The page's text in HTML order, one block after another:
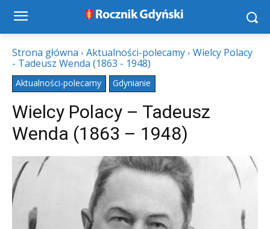
Strona główna Aktualności-polecamy Wielcy Polacy
- Tadeusz Wenda (1863 - 1948)
Aktualności-polecamy Gdynianie
Wielcy Polacy – Tadeusz
Wenda (1863 – 1948)